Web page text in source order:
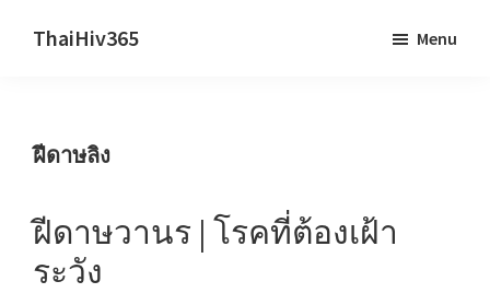
ThaiHiv365
behind.
Menu
ฝีดาษลิง
ฝีดาษวานร | โรคที่ต้องเฝ้า
ระวัง